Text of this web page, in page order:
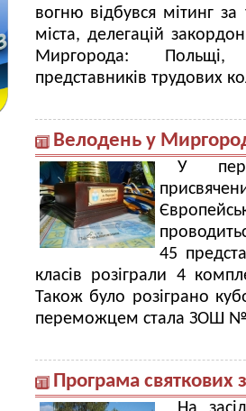
вогню відбувся мітинг за
міста, делегацій
Миргорода: Польщі,
представників трудових
Велодень у
У
45
класів розіграли 4
Також було розіграно
переможцем стала ЗОШ
Програма святкових